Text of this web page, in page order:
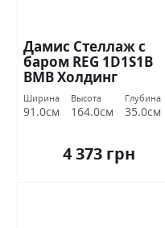
Дамис Стеллаж с
баром REG 1D1S1В
ВМВ Холдинг
Ширина
91.0см
Высота
164.0см
Глубина
35.0см
4 373 грн